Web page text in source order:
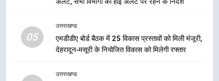
05
उत्तराखण्ड
एमडीडीए बोर्ड बैठक में 25 विकास प्रस्तावों को मिली मंजूरी,
देहरादून-मसूरी के नियोजित विकास को मिलेगी रफ्तार
उत्तराखण्ड
8
भारी बारिश का अलर्ट! 6 अगस्त को